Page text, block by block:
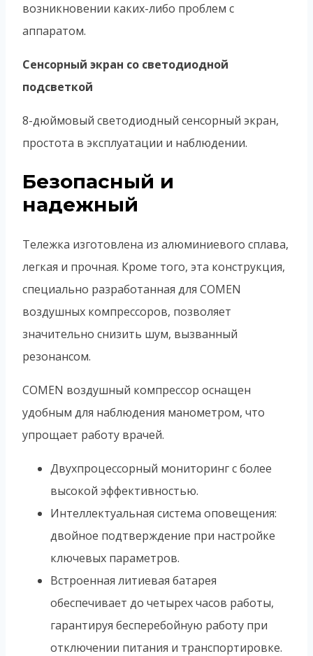
возникновении каких-либо проблем с
аппаратом.
Сенсорный экран со светодиодной
подсветкой
8-дюймовый светодиодный сенсорный экран,
простота в эксплуатации и наблюдении.
Безопасный и
надежный
Тележка изготовлена из алюминиевого сплава,
легкая и прочная. Кроме того, эта конструкция,
специально разработанная для COMEN
воздушных компрессоров, позволяет
значительно снизить шум, вызванный
резонансом.
COMEN воздушный компрессор оснащен
удобным для наблюдения манометром, что
упрощает работу врачей.
Двухпроцессорный мониторинг с более
высокой эффективностью.
Интеллектуальная система оповещения:
двойное подтверждение при настройке
ключевых параметров.
Встроенная литиевая батарея
обеспечивает до четырех часов работы,
гарантируя бесперебойную работу при
отключении питания и транспортировке.